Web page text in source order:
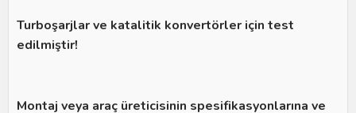
Turboşarjlar ve katalitik konvertörler için test
edilmiştir!
Montaj veya araç üreticisinin spesifikasyonlarına ve